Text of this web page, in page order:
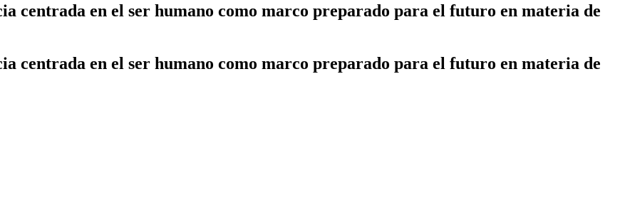
centrada en el ser humano como marco preparado para el futuro en materia de
centrada en el ser humano como marco preparado para el futuro en materia de